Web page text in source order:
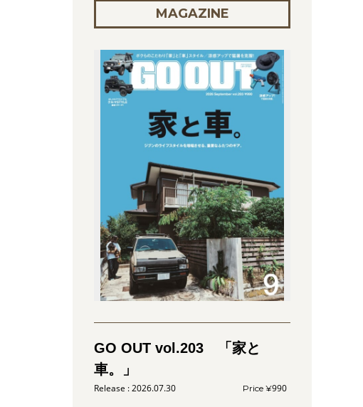
MAGAZINE
GO OUT vol.203 「家と
車。」
2026.07.30 990